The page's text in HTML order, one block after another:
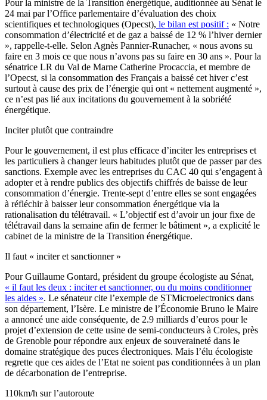
Pour la ministre de la Transition énergétique, auditionnée au Sénat le
24 mai par l’Office parlementaire d’évaluation des choix
scientifiques et technologiques (Opecst), le bilan est positif : « Notre
consommation d’électricité et de gaz a baissé de 12 % l’hiver dernier
», rappelle-t-elle. Selon Agnès Pannier-Runacher, « nous avons su
faire en 3 mois ce que nous n’avons pas su faire en 30 ans ». Pour la
sénatrice LR du Val de Marne Catherine Procaccia, et membre de
l’Opecst, si la consommation des Français a baissé cet hiver c’est
surtout à cause des prix de l’énergie qui ont « nettement augmenté »,
ce n’est pas lié aux incitations du gouvernement à la sobriété
énergétique.
Inciter plutôt que contraindre
Pour le gouvernement, il est plus efficace d’inciter les entreprises et
les particuliers à changer leurs habitudes plutôt que de passer par des
sanctions. Exemple avec les entreprises du CAC 40 qui s’engagent à
adopter et à rendre publics des objectifs chiffrés de baisse de leur
consommation d’énergie. Trente-sept d’entre elles se sont engagées
à réfléchir à baisser leur consommation énergétique via la
rationalisation du télétravail. « L’objectif est d’avoir un jour fixe de
télétravail dans la semaine afin de fermer le bâtiment », a explicité le
cabinet de la ministre de la Transition énergétique.
Il faut « inciter et sanctionner »
Pour Guillaume Gontard, président du groupe écologiste au Sénat,
« il faut les deux : inciter et sanctionner, ou du moins conditionner
les aides ». Le sénateur cite l’exemple de STMicroelectronics dans
son département, l’Isère. Le ministre de l’Économie Bruno le Maire
a annoncé une aide conséquente, de 2.9 milliards d’euros pour le
projet d’extension de cette usine de semi-conducteurs à Croles, près
de Grenoble pour répondre aux enjeux de souveraineté dans le
domaine stratégique des puces électroniques. Mais l’élu écologiste
regrette que ces aides de l’Etat ne soient pas conditionnées à un plan
de décarbonation de l’entreprise.
110km/h sur l’autoroute